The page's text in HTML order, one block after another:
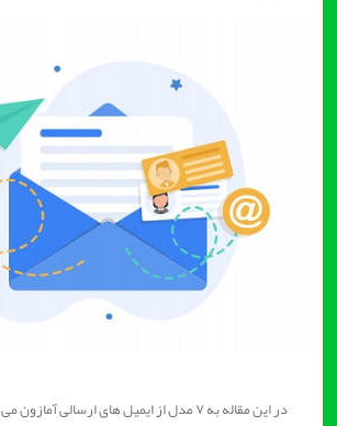
در این مقاله به ۷ مدل از ایمیل های ارسالی آمازون می پردازیم: